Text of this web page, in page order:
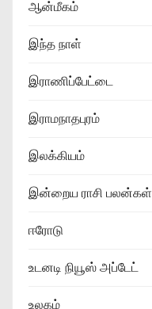
ஆன்மீகம்
இந்த நாள்
இராணிப்பேட்டை
இராமநாதபுரம்
இலக்கியம்
இன்றைய ராசி பலன்கள்
ஈரோடு
உடனடி நியூஸ் அப்டேட்
உலகம்